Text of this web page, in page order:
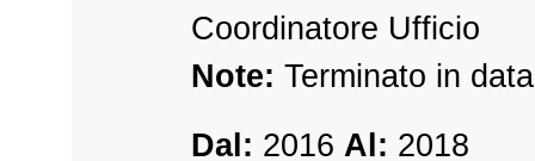
Coordinatore Ufficio
Note: Terminato in
Dal: 2016 Al: 2018